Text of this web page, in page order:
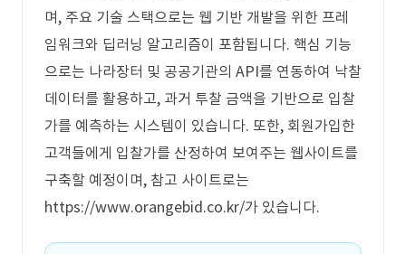
며, 주요 기술 스택으로는 웹 기반 개발을 위한 프레
임워크와 딥러닝 알고리즘이 포함됩니다. 핵심 기능
으로는 나라장터 및 공공기관의 API를 연동하여 낙찰
데이터를 활용하고, 과거 투찰 금액을 기반으로 입찰
가를 예측하는 시스템이 있습니다. 또한, 회원가입한
고객들에게 입찰가를 산정하여 보여주는 웹사이트를
구축할 예정이며, 참고 사이트로는
https://www.orangebid.co.kr/가 있습니다.